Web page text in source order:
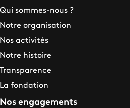
Qui sommes-nous ?
Notre organisation
Nos activités
Notre histoire
Transparence
La fondation
Nos engagements